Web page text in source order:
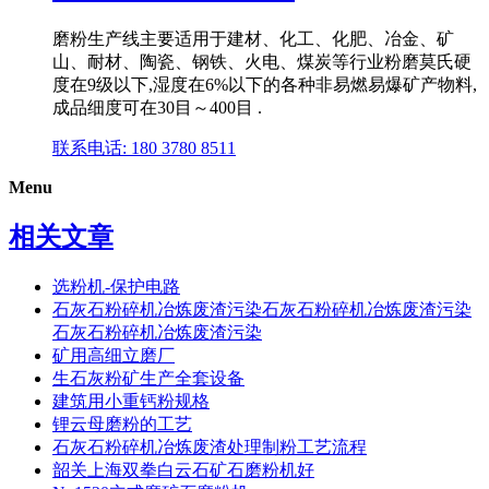
磨粉生产线主要适用于建材、化工、化肥、冶金、矿
山、耐材、陶瓷、钢铁、火电、煤炭等行业粉磨莫氏硬
度在9级以下,湿度在6%以下的各种非易燃易爆矿产物料,
成品细度可在30目～400目 .
联系电话: 180 3780 8511
Menu
相关文章
选粉机-保护电路
石灰石粉碎机冶炼废渣污染石灰石粉碎机冶炼废渣污染
石灰石粉碎机冶炼废渣污染
矿用高细立磨厂
生石灰粉矿生产全套设备
建筑用小重钙粉规格
锂云母磨粉的工艺
石灰石粉碎机冶炼废渣处理制粉工艺流程
韶关上海双拳白云石矿石磨粉机好